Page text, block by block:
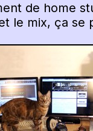
de home
le mix, ça se